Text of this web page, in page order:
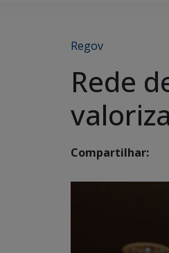
Regov
Rede
Compartilhar: